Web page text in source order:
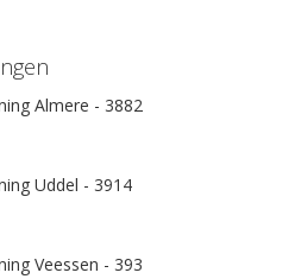
Almere - 3882
Uddel - 3914
Veessen - 3932